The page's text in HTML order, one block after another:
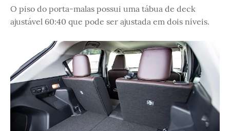
O piso do porta-malas possui uma tábua de deck
ajustável 60:40 que pode ser ajustada em dois níveis.